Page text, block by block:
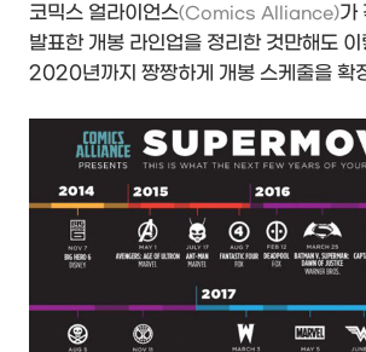
코믹스 얼라이언스(Comics Alliance)가
발표한 개봉 라인업을 정리한 것만해도
2020년까지 짱짱하게 개봉 스케줄을 확